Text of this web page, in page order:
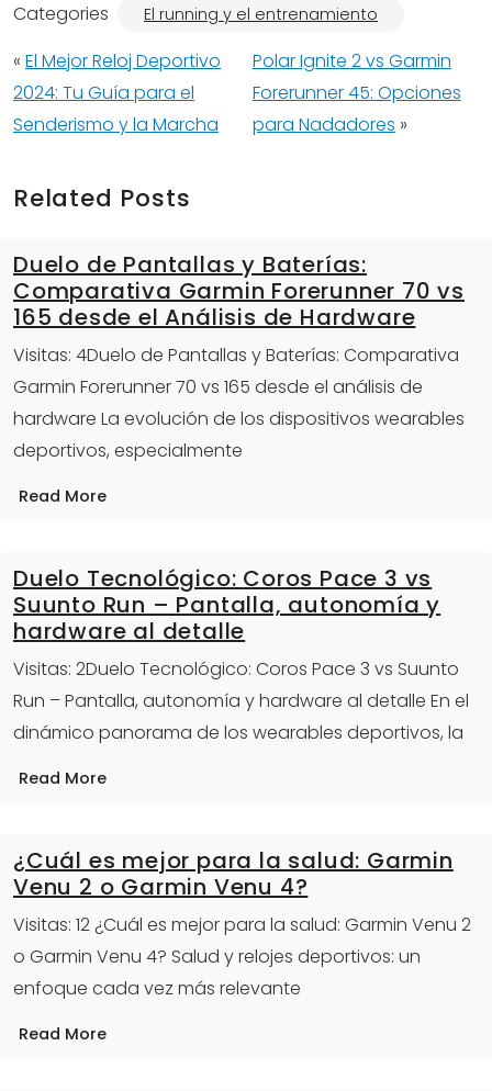
Categories El running y el entrenamiento
« El Mejor Reloj Deportivo
2024: Tu Guía para el
Senderismo y la Marcha
Polar Ignite 2 vs Garmin
Forerunner 45: Opciones
para Nadadores »
Related Posts
Duelo de Pantallas y Baterías:
Comparativa Garmin Forerunner 70 vs
165 desde el Análisis de Hardware
Visitas: 4Duelo de Pantallas y Baterías: Comparativa
Garmin Forerunner 70 vs 165 desde el análisis de
hardware La evolución de los dispositivos wearables
deportivos, especialmente
Read More
Duelo Tecnológico: Coros Pace 3 vs
Suunto Run – Pantalla, autonomía y
hardware al detalle
Visitas: 2Duelo Tecnológico: Coros Pace 3 vs Suunto
Run – Pantalla, autonomía y hardware al detalle En el
dinámico panorama de los wearables deportivos, la
Read More
¿Cuál es mejor para la salud: Garmin
Venu 2 o Garmin Venu 4?
Visitas: 12 ¿Cuál es mejor para la salud: Garmin Venu 2
o Garmin Venu 4? Salud y relojes deportivos: un
enfoque cada vez más relevante
Read More